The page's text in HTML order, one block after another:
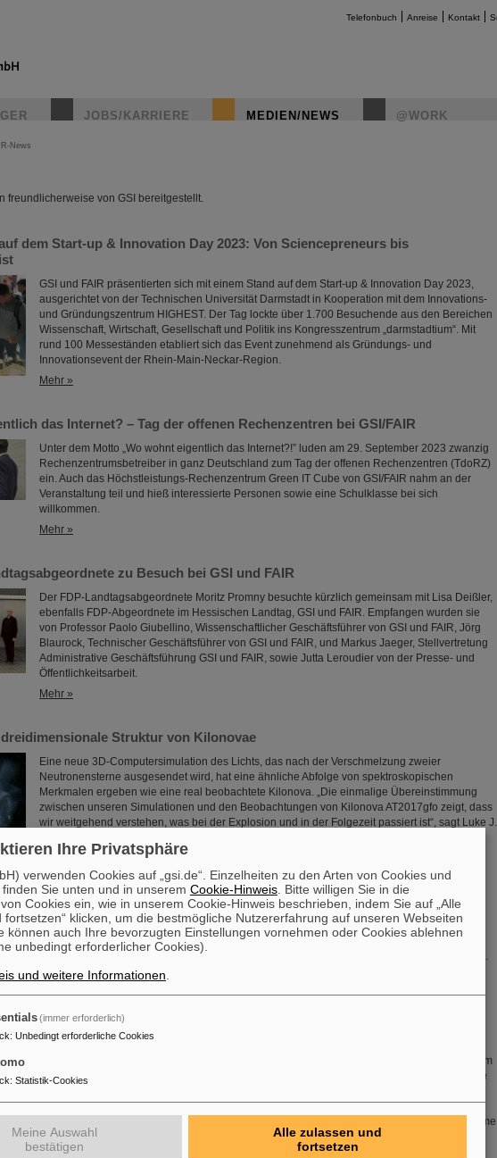
Telefonbuch Anreise Kontakt
JOBS/KARRIERE MEDIEN/NEWS @WORK
News
freundlicherweise von GSI bereitgestellt.
dem Start-up & Innovation Day 2023: Von Sciencepreneurs bis
GSI und FAIR präsentierten sich mit einem Stand auf dem Start-up & Innovation Day 2023,
ausgerichtet von der Technischen Universität Darmstadt in Kooperation mit dem Innovations-
und Gründungszentrum HIGHEST. Der Tag lockte über 1.700 Besuchende aus den Bereichen
Wissenschaft, Wirtschaft, Gesellschaft und Politik ins Kongresszentrum „darmstadtium“. Mit
rund 100 Messeständen etabliert sich das Event zunehmend als Gründungs- und
Innovationsevent der Rhein-Main-Neckar-Region.
Mehr »
das Internet? – Tag der offenen Rechenzentren bei GSI/FAIR
Unter dem Motto „Wo wohnt eigentlich das Internet?!” luden am 29. September 2023 zwanzig
Rechenzentrumsbetreiber in ganz Deutschland zum Tag der offenen Rechenzentren (TdoRZ)
ein. Auch das Höchstleistungs-Rechenzentrum Green IT Cube von GSI/FAIR nahm an der
Veranstaltung teil und hieß interessierte Personen sowie eine Schulklasse bei sich
willkommen.
Mehr »
zu Besuch bei GSI und FAIR
Der FDP-Landtagsabgeordnete Moritz Promny besuchte kürzlich gemeinsam mit Lisa Deißler,
ebenfalls FDP-Abgeordnete im Hessischen Landtag, GSI und FAIR. Empfangen wurden sie
von Professor Paolo Giubellino, Wissenschaftlicher Geschäftsführer von GSI und FAIR, Jörg
Blaurock, Technischer Geschäftsführer von GSI und FAIR, und Markus Jaeger, Stellvertretung
Administrative Geschäftsführung GSI und FAIR, sowie Jutta Leroudier von der Presse- und
Öffentlichkeitsarbeit.
Mehr »
Struktur von Kilonovae
Eine neue 3D-Computersimulation des Lichts, das nach der Verschmelzung zweier
Neutronensterne ausgesendet wird, hat eine ähnliche Abfolge von spektroskopischen
Merkmalen ergeben wie eine real beobachtete Kilonova. „Die einmalige Übereinstimmung
zwischen unseren Simulationen und den Beobachtungen von Kilonova AT2017gfo zeigt, dass
wir weitgehend verstehen, was bei der Explosion und in der Folgezeit passiert ist“, sagt Luke J.
Mehr »
an PANDA
Der außer Dienst gestellte Outer Tracker des LHCb-Experiments am CERN brach zu einer
einwöchigen Reise zu FAIR in Darmstadt, Deutschland, auf. Dort wird er durch das PANDA-
Experiment genutzt werden, um zu untersuchen, wie subatomare Teilchen Materie aufbauen.
Mehr »
ihren Platz bringen bei GSI/FAIR mit RI.Logistica
GSI und FAIR sind neues Mitglied der gemeinnützigen Organisation RI.Logistica, die sich zum
Ziel gesetzt hat, durch die Bereitstellung von Werkzeugen, Infrastruktur und Standards für die
bestehenden GSI-Beschleuniger und -Experimente sowie der Bau, die Installation und die
Inbetriebnahme unserer künftigen FAIR-Forschungseinrichtungen stellen GSI/FAIR vor enorme
logistische Herausforderungen. Einige…
Ihre Privatsphäre
verwenden Cookies auf „gsi.de“. Einzelheiten zu den Arten von Cookies und
Sie unten und in unserem Cookie-Hinweis . Bitte willigen Sie in die
Cookies ein, wie in unserem Cookie-Hinweis beschrieben, indem Sie auf „Alle
fortsetzen“ klicken, um die bestmögliche Nutzererfahrung auf unseren Webseiten
können auch Ihre bevorzugten Einstellungen vornehmen oder Cookies ablehnen
unbedingt erforderlicher Cookies).
und weitere Informationen
(immer erforderlich)
: Unbedingt erforderliche Cookies
: Statistik-Cookies
Meine Auswahl
bestätigen
Alle zulassen und
fortsetzen